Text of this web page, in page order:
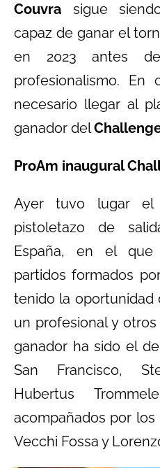
Couvra sigue
capaz de ganar el
en 2023 antes
profesionalismo. En
necesario llegar al
ganador del
ProAm inaugural
Ayer tuvo lugar
pistoletazo de
España, en el
partidos formados
tenido la oportunidad
un profesional y
ganador ha sido el
San Francisco,
Hubertus
acompañados por
Vecchi Fossa y